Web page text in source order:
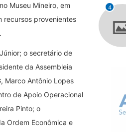
Museu Mineiro, em
recursos provenientes
o secretário de
da Assembleia
Marco Antônio Lopes
de Apoio Operacional
Pinto; o
Ordem Econômica e
4